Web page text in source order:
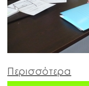
Περισσότερα